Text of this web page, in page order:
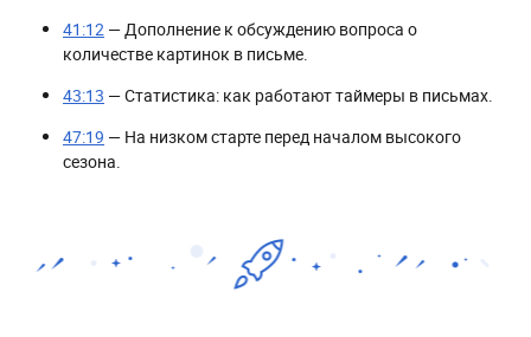
41:12 — Дополнение к обсуждению вопроса о
количестве картинок в письме.
43:13 — Статистика: как работают таймеры в письмах.
47:19 — На низком старте перед началом высокого
сезона.